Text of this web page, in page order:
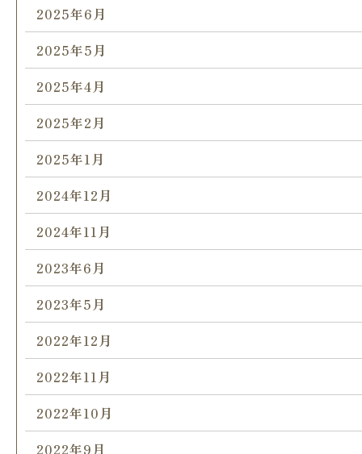
2025年6月
2025年5月
2025年4月
2025年2月
2025年1月
2024年12月
2024年11月
2023年6月
2023年5月
2022年12月
2022年11月
2022年10月
2022年9月